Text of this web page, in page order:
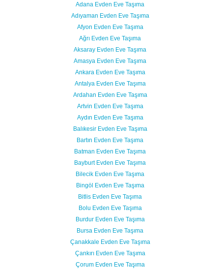
Adana Evden Eve Taşıma
Adıyaman Evden Eve Taşıma
Afyon Evden Eve Taşıma
Ağrı Evden Eve Taşıma
Aksaray Evden Eve Taşıma
Amasya Evden Eve Taşıma
Ankara Evden Eve Taşıma
Antalya Evden Eve Taşıma
Ardahan Evden Eve Taşıma
Artvin Evden Eve Taşıma
Aydın Evden Eve Taşıma
Balıkesir Evden Eve Taşıma
Bartın Evden Eve Taşıma
Batman Evden Eve Taşıma
Bayburt Evden Eve Taşıma
Bilecik Evden Eve Taşıma
Bingöl Evden Eve Taşıma
Bitlis Evden Eve Taşıma
Bolu Evden Eve Taşıma
Burdur Evden Eve Taşıma
Bursa Evden Eve Taşıma
Çanakkale Evden Eve Taşıma
Çankırı Evden Eve Taşıma
Çorum Evden Eve Taşıma